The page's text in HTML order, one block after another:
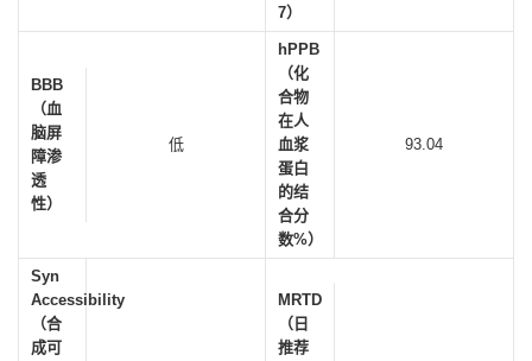
7）
BBB
（血
脑屏
障渗
透
性）
低
hPPB
（化
合物
在人
血浆
蛋白
的结
合分
数%）
93.04
Syn
Accessibility
（合
成可
MRTD
（日
推荐